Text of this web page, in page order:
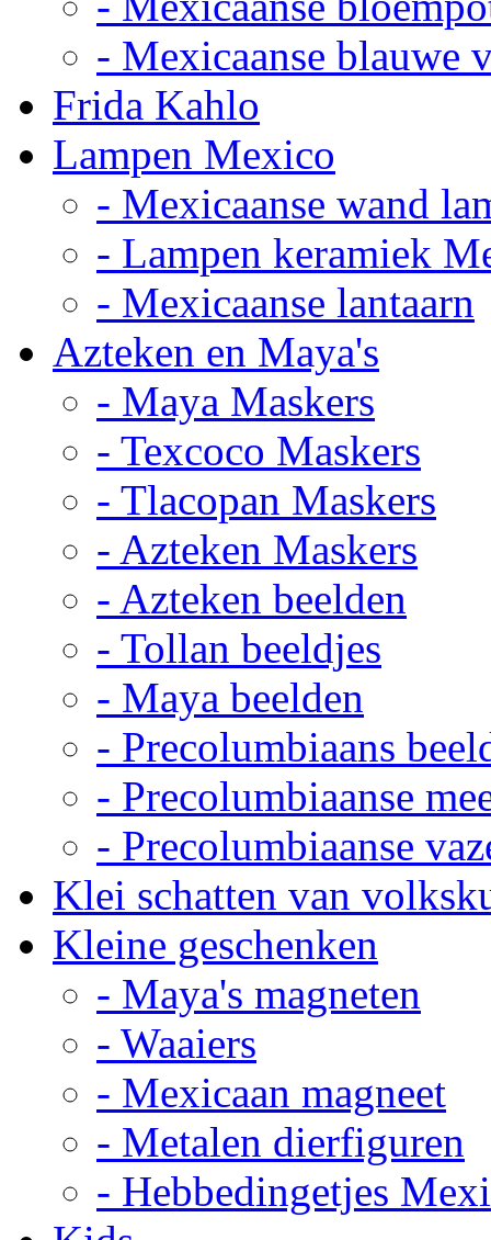
- Mexicaanse blauwe
Frida Kahlo
Lampen Mexico
- Mexicaanse wand
- Lampen keramiek
- Mexicaanse lantaarn
Azteken en Maya's
- Maya Maskers
- Texcoco Maskers
- Tlacopan Maskers
- Azteken Maskers
- Azteken beelden
- Tollan beeldjes
- Maya beelden
- Precolumbiaans
- Precolumbiaanse
- Precolumbiaanse
Klei schatten van
Kleine geschenken
- Maya's magneten
- Waaiers
- Mexicaan magneet
- Metalen dierfiguren
- Hebbedingetjes